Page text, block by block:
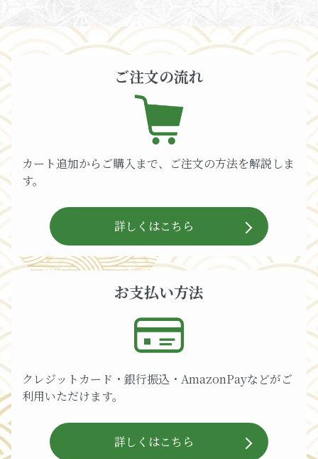
ご注文の流れ
カート追加からご購入まで、ご注文の方法を解説しま
す。
詳しくはこちら
お支払い方法
クレジットカード・銀行振込・AmazonPayなどがご
利用いただけます。
詳しくはこちら